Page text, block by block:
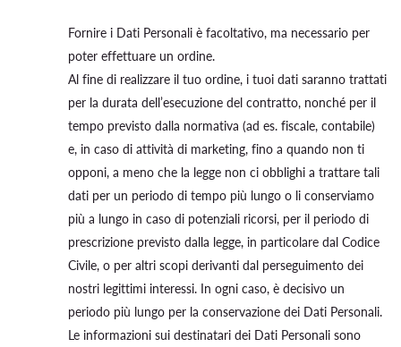
Fornire i Dati Personali è facoltativo, ma necessario per
poter effettuare un ordine.
Al fine di realizzare il tuo ordine, i tuoi dati saranno trattati
per la durata dell’esecuzione del contratto, nonché per il
tempo previsto dalla normativa (ad es. fiscale, contabile)
e, in caso di attività di marketing, fino a quando non ti
opponi, a meno che la legge non ci obblighi a trattare tali
dati per un periodo di tempo più lungo o li conserviamo
più a lungo in caso di potenziali ricorsi, per il periodo di
prescrizione previsto dalla legge, in particolare dal Codice
Civile, o per altri scopi derivanti dal perseguimento dei
nostri legittimi interessi. In ogni caso, è decisivo un
periodo più lungo per la conservazione dei Dati Personali.
Le informazioni sui destinatari dei Dati Personali sono